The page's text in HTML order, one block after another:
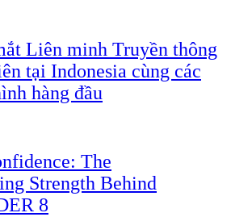
Liên minh Truyền thông
tại Indonesia cùng các
hàng đầu
The
Strength Behind
8